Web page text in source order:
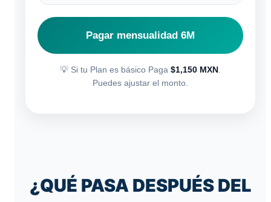
Pagar mensualidad 6M
💡 Si tu Plan es básico Paga $1,150 MXN
Puedes ajustar el monto.
¿QUÉ PASA DESPUÉS DEL